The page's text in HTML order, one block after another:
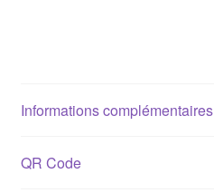
Informations complémentaires
QR Code